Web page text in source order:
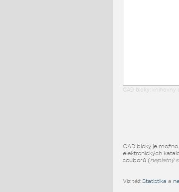
CAD bloky:
CAD bloky je
elektronických
souborů (neplatný
Viz též Statistika a